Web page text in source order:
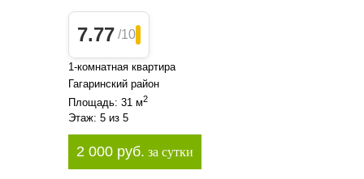
7.77 /10
1-комнатная квартира
Гагаринский район
Площадь: 31 м2
Этаж: 5 из 5
2 000 руб. за сутки